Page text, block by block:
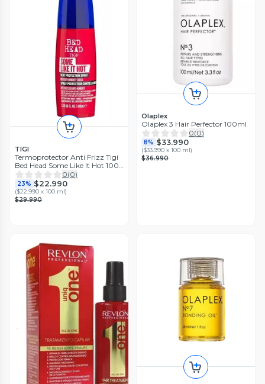
TIGI
Termoprotector Anti Frizz Tigi
Bed Head Some Like It Hot 100
ml
0(0)
23% $22.990
($22.990 x 100 ml)
$29.990
Olaplex
Olaplex 3 Hair Perfector 100ml
0(0)
8% $33.990
($33.990 x 100 ml)
$36.990